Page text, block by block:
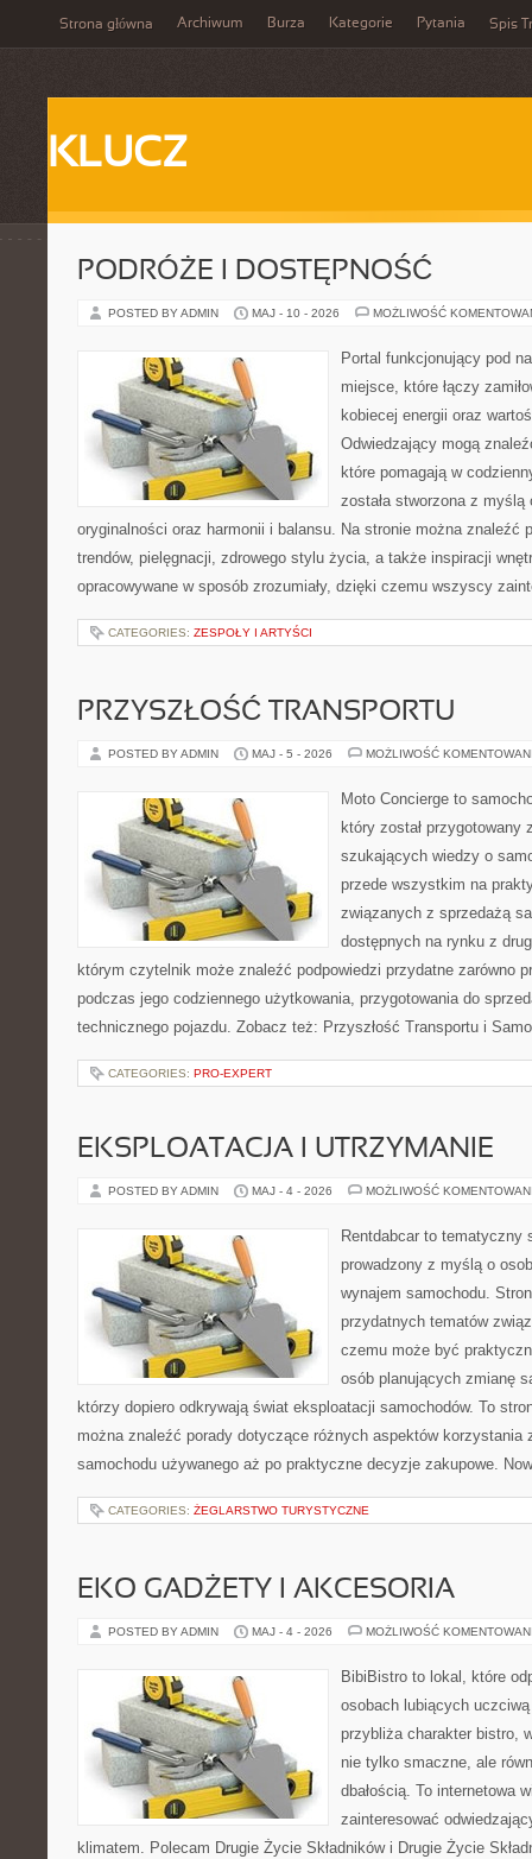
Strona główna Archiwum Burza Kategorie Pytania Spis
KLUCZ
PODRÓŻE I DOSTĘPNOŚĆ
POSTED BY ADMIN MAJ - 10 - 2026 MOŻLIWOŚĆ
Portal funkcjonujący pod
miejsce, które łączy
kobiecej energii oraz
Odwiedzający mogą
które pomagają w
została stworzona z
oryginalności oraz harmonii i balansu. Na stronie można znaleźć
trendów, pielęgnacji, zdrowego stylu życia, a także inspiracji
opracowywane w sposób zrozumiały, dzięki czemu wszyscy
CATEGORIES: ZESPOŁY I ARTYŚCI
PRZYSZŁOŚĆ TRANSPORTU
POSTED BY ADMIN MAJ - 5 - 2026 MOŻLIWOŚĆ
Moto Concierge to
który został przygotowany
szukających wiedzy o
przede wszystkim na
związanych z sprzedażą
dostępnych na rynku z
którym czytelnik może znaleźć podpowiedzi przydatne zarówno
podczas jego codziennego użytkowania, przygotowania do
technicznego pojazdu. Zobacz też: Przyszłość Transportu i
CATEGORIES: PRO-EXPERT
EKSPLOATACJA I UTRZYMANIE
POSTED BY ADMIN MAJ - 4 - 2026 MOŻLIWOŚĆ
Rentdabcar to tematyczny
prowadzony z myślą o
wynajem samochodu.
przydatnych tematów
czemu może być
osób planujących zmianę
którzy dopiero odkrywają świat eksploatacji samochodów. To
można znaleźć porady dotyczące różnych aspektów korzystania
samochodu używanego aż po praktyczne decyzje zakupowe.
CATEGORIES: ŻEGLARSTWO TURYSTYCZNE
EKO GADŻETY I AKCESORIA
POSTED BY ADMIN MAJ - 4 - 2026 MOŻLIWOŚĆ
BibiBistro to lokal, które
osobach lubiących
przybliża charakter bistro,
nie tylko smaczne, ale
dbałością. To internetowa
zainteresować
klimatem. Polecam Drugie Życie Składników i Drugie Życie